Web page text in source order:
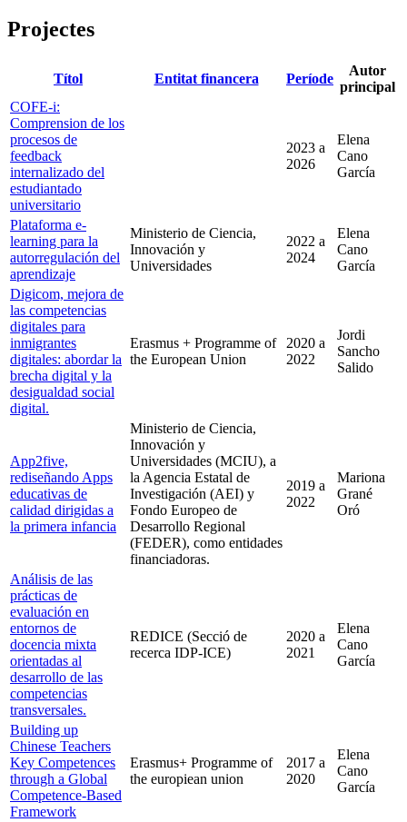
Projectes
Títol Entitat financera Període
Autor
principal
COFE-i:
Comprension de los
procesos de
feedback
internalizado del
estudiantado
universitario
2023 a
2026
Elena
Cano
García
Plataforma e-
learning para la
autorregulación del
aprendizaje
Ministerio de Ciencia,
Innovación y
Universidades
2022 a
2024
Elena
Cano
García
Digicom, mejora de
las competencias
digitales para
inmigrantes
digitales: abordar la
brecha digital y la
desigualdad social
digital.
Erasmus + Programme of
the European Union
2020 a
2022
Jordi
Sancho
Salido
App2five,
rediseñando Apps
educativas de
calidad dirigidas a
la primera infancia
Ministerio de Ciencia,
Innovación y
Universidades (MCIU), a
la Agencia Estatal de
Investigación (AEI) y
Fondo Europeo de
Desarrollo Regional
(FEDER), como entidades
financiadoras.
2019 a
2022
Mariona
Grané
Oró
Análisis de las
prácticas de
evaluación en
entornos de
docencia mixta
orientadas al
desarrollo de las
competencias
transversales.
REDICE (Secció de
recerca IDP-ICE)
2020 a
2021
Elena
Cano
García
Building up
Chinese Teachers
Key Competences
through a Global
Competence-Based
Framework
Erasmus+ Programme of
the europiean union
2017 a
2020
Elena
Cano
García